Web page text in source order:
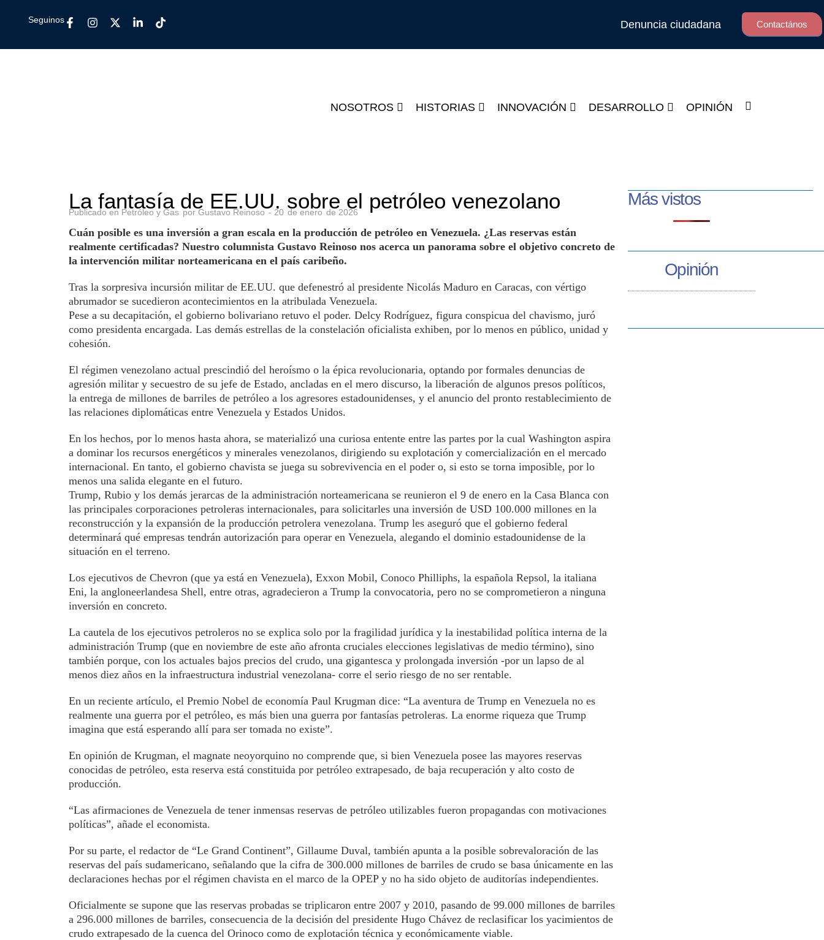
Seguinos Denuncia ciudadana Contactános
NOSOTROS HISTORIAS INNOVACIÓN DESARROLLO OPINIÓN
La fantasía de EE.UU. sobre el petróleo venezolano
Publicado en Petróleo y Gas por Gustavo Reinoso - 20 de enero de 2026
Cuán posible es una inversión a gran escala en la producción de petróleo en Venezuela. ¿Las reservas están
realmente certificadas? Nuestro columnista Gustavo Reinoso nos acerca un panorama sobre el objetivo concreto de
la intervención militar norteamericana en el país caribeño.
Tras la sorpresiva incursión militar de EE.UU. que defenestró al presidente Nicolás Maduro en Caracas, con vértigo
abrumador se sucedieron acontecimientos en la atribulada Venezuela.
Pese a su decapitación, el gobierno bolivariano retuvo el poder. Delcy Rodríguez, figura conspicua del chavismo, juró
como presidenta encargada. Las demás estrellas de la constelación oficialista exhiben, por lo menos en público, unidad y
cohesión.
El régimen venezolano actual prescindió del heroísmo o la épica revolucionaria, optando por formales denuncias de
agresión militar y secuestro de su jefe de Estado, ancladas en el mero discurso, la liberación de algunos presos políticos,
la entrega de millones de barriles de petróleo a los agresores estadounidenses, y el anuncio del pronto restablecimiento de
las relaciones diplomáticas entre Venezuela y Estados Unidos.
En los hechos, por lo menos hasta ahora, se materializó una curiosa entente entre las partes por la cual Washington aspira
a dominar los recursos energéticos y minerales venezolanos, dirigiendo su explotación y comercialización en el mercado
internacional. En tanto, el gobierno chavista se juega su sobrevivencia en el poder o, si esto se torna imposible, por lo
menos una salida elegante en el futuro.
Trump, Rubio y los demás jerarcas de la administración norteamericana se reunieron el 9 de enero en la Casa Blanca con
las principales corporaciones petroleras internacionales, para solicitarles una inversión de USD 100.000 millones en la
reconstrucción y la expansión de la producción petrolera venezolana. Trump les aseguró que el gobierno federal
determinará qué empresas tendrán autorización para operar en Venezuela, alegando el dominio estadounidense de la
situación en el terreno.
Los ejecutivos de Chevron (que ya está en Venezuela), Exxon Mobil, Conoco Philliphs, la española Repsol, la italiana
Eni, la angloneerlandesa Shell, entre otras, agradecieron a Trump la convocatoria, pero no se comprometieron a ninguna
inversión en concreto.
La cautela de los ejecutivos petroleros no se explica solo por la fragilidad jurídica y la inestabilidad política interna de la
administración Trump (que en noviembre de este año afronta cruciales elecciones legislativas de medio término), sino
también porque, con los actuales bajos precios del crudo, una gigantesca y prolongada inversión -por un lapso de al
menos diez años en la infraestructura industrial venezolana- corre el serio riesgo de no ser rentable.
En un reciente artículo, el Premio Nobel de economía Paul Krugman dice: “La aventura de Trump en Venezuela no es
realmente una guerra por el petróleo, es más bien una guerra por fantasías petroleras. La enorme riqueza que Trump
imagina que está esperando allí para ser tomada no existe”.
En opinión de Krugman, el magnate neoyorquino no comprende que, si bien Venezuela posee las mayores reservas
conocidas de petróleo, esta reserva está constituida por petróleo extrapesado, de baja recuperación y alto costo de
producción.
“Las afirmaciones de Venezuela de tener inmensas reservas de petróleo utilizables fueron propagandas con motivaciones
políticas”, añade el economista.
Por su parte, el redactor de “Le Grand Continent”, Gillaume Duval, también apunta a la posible sobrevaloración de las
reservas del país sudamericano, señalando que la cifra de 300.000 millones de barriles de crudo se basa únicamente en las
declaraciones hechas por el régimen chavista en el marco de la OPEP y no ha sido objeto de auditorías independientes.
Oficialmente se supone que las reservas probadas se triplicaron entre 2007 y 2010, pasando de 99.000 millones de barriles
a 296.000 millones de barriles, consecuencia de la decisión del presidente Hugo Chávez de reclasificar los yacimientos de
crudo extrapesado de la cuenca del Orinoco como de explotación técnica y económicamente viable.
Más vistos
Opinión